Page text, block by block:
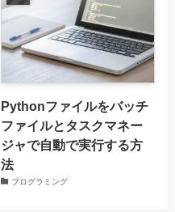
Pythonファイルをバッチ
ファイルとタスクマネー
ジャで自動で実行する方
法
プログラミング